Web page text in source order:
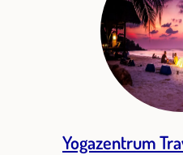
Yogazentrum